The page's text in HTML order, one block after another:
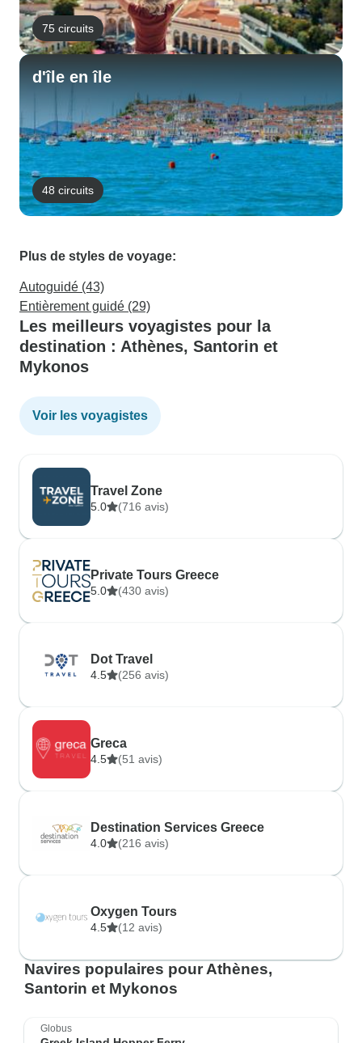
75 circuits
d'île en île
48 circuits
Plus de styles de voyage:
Autoguidé (43)
Entièrement guidé (29)
Les meilleurs voyagistes pour la
destination : Athènes, Santorin et
Mykonos
Voir les voyagistes
Travel Zone
5.0 (716 avis)
Private Tours Greece
5.0 (430 avis)
Dot Travel
4.5 (256 avis)
Greca
4.5 (51 avis)
Destination Services Greece
4.0 (216 avis)
Oxygen Tours
4.5 (12 avis)
Navires populaires pour Athènes,
Santorin et Mykonos
Globus